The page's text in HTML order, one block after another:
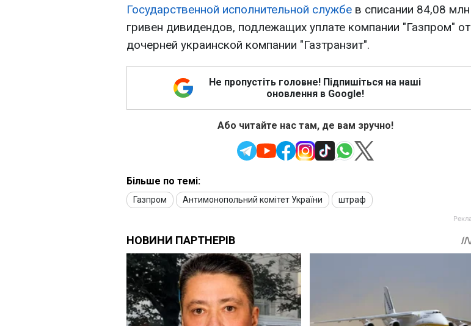
Государственной исполнительной службе в списании 84,08 млн
гривен дивидендов, подлежащих уплате компании "Газпром" от
дочерней украинской компании "Газтранзит".
Не пропустіть головне! Підпишіться на наші
оновлення в Google!
Або читайте нас там, де вам зручно!
Більше по темі:
Газпром Антимонопольний комітет України штраф